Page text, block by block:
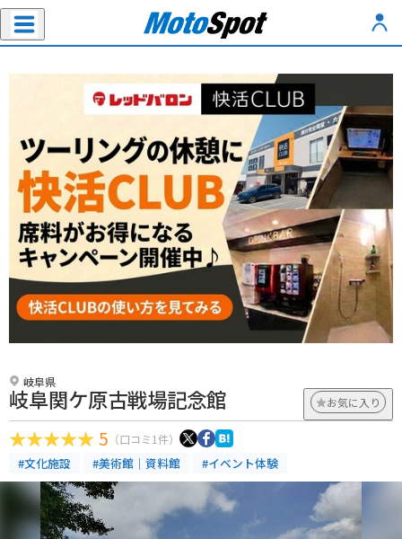
岐阜県
岐阜関ケ原古戦場記念館 お気に入り
5 （口コミ1件）
#文化施設 #美術館｜資料館 #イベント体験